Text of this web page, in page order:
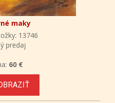
maky
13746
predaj
60 €